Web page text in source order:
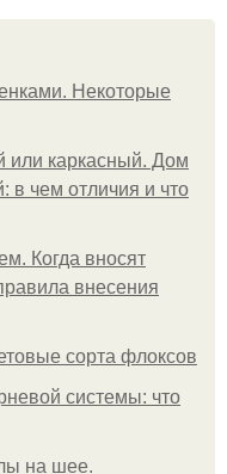
Некоторые
или каркасный. Дом
в чем отличия и что
Когда вносят
внесения
сорта флоксов
системы: что
на шее.